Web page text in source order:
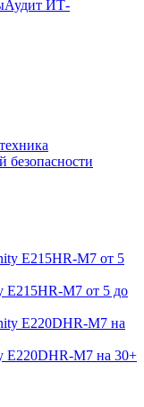
Аудит ИТ-
E215HR-M7 от 5 до
E220DHR-M7 на 30+